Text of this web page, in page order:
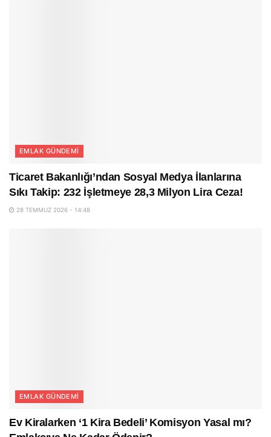
EMLAK GÜNDEMI
Ticaret Bakanlığı’ndan Sosyal Medya İlanlarına
Sıkı Takip: 232 İşletmeye 28,3 Milyon Lira Ceza!
28 TEMMUZ 2026 - 14:48
EMLAK GÜNDEMI
Ev Kiralarken ‘1 Kira Bedeli’ Komisyon Yasal mı?